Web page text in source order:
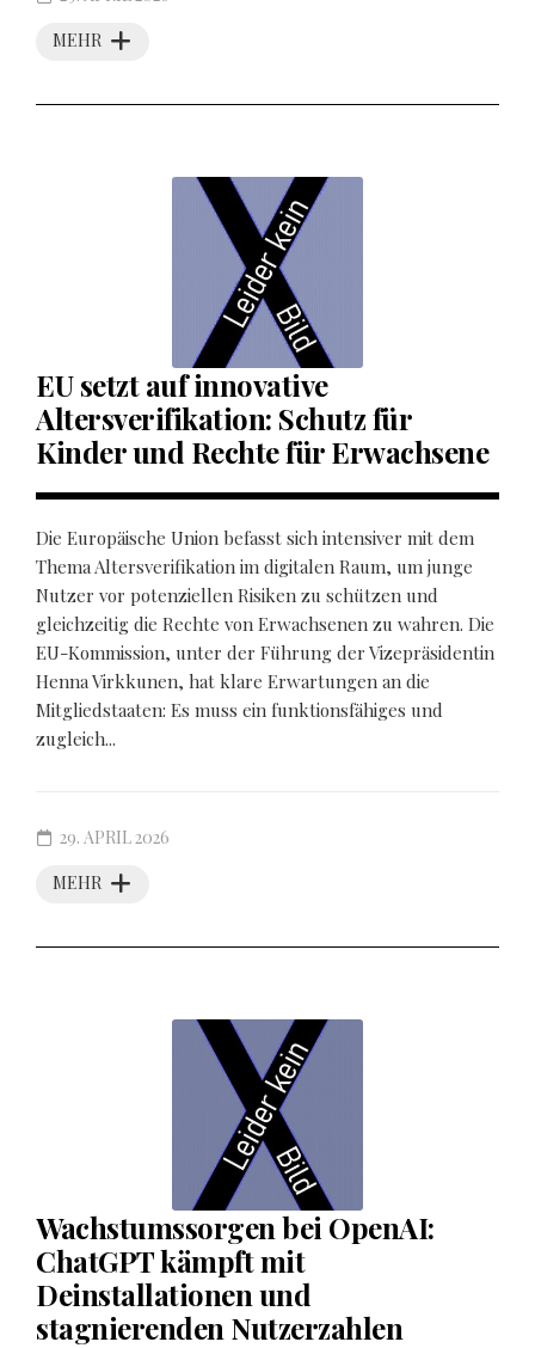
MEHR
EU setzt auf innovative
Altersverifikation: Schutz für
Kinder und Rechte für Erwachsene
Die Europäische Union befasst sich intensiver mit dem
Thema Altersverifikation im digitalen Raum, um junge
Nutzer vor potenziellen Risiken zu schützen und
gleichzeitig die Rechte von Erwachsenen zu wahren. Die
EU-Kommission, unter der Führung der Vizepräsidentin
Henna Virkkunen, hat klare Erwartungen an die
Mitgliedstaaten: Es muss ein funktionsfähiges und
zugleich...
MEHR
29. APRIL 2026
Wachstumssorgen bei OpenAI:
ChatGPT kämpft mit
Deinstallationen und
stagnierenden Nutzerzahlen